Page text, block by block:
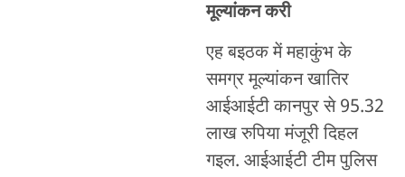
मूल्यांकन करी
एह बइठक में महाकुंभ के
समग्र मूल्यांकन खातिर
आईआईटी कानपुर से 95.32
लाख रुपिया मंजूरी दिहल
गइल. आईआईटी टीम पुलिस